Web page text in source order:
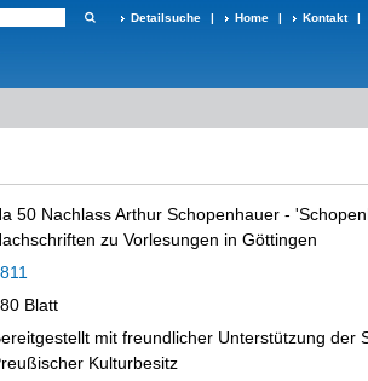
Detailsuche | Home | Kontakt |
50 Nachlass Arthur Schopenhauer -
zu Vorlesungen in Göttingen
Blatt
mit freundlicher Unterstützung der
Kulturbesitz